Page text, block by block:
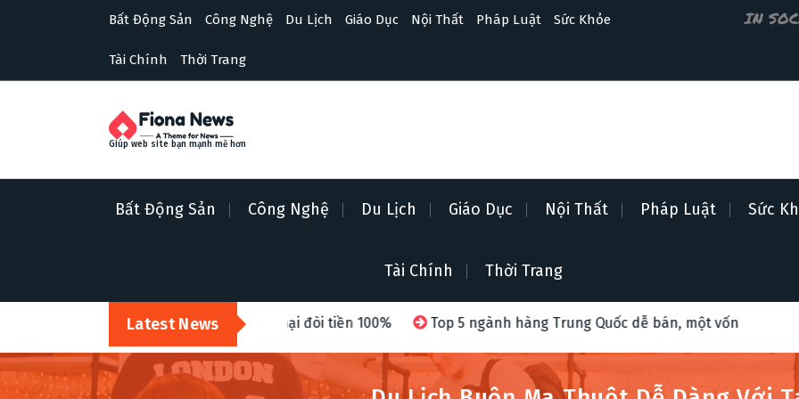
Bất Động Sản Công Nghệ Du Lịch Giáo Dục Nội Thất Pháp Luật Sức Khỏe
Tài Chính Thời Trang
IN
Giúp web site bạn mạnh mẽ hơn
Bất Động Sản Công Nghệ Du Lịch Giáo Dục Nội Thất Pháp Luật Sức
Tài Chính Thời Trang
Latest News
sai màu? Cách khiếu nại đòi tiền 100% Top 5 ngành hàng Trung Quốc dễ bán, một vốn bốn lời năm 2026 Bí